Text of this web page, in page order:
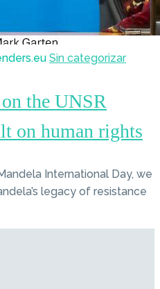
Sin categorizar
the UNSR
on human rights
International Day, we
legacy of resistance